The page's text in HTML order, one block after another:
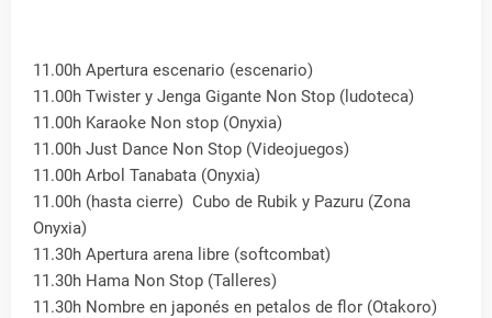
11.00h Apertura escenario (escenario)
11.00h Twister y Jenga Gigante Non Stop (ludoteca)
11.00h Karaoke Non stop (Onyxia)
11.00h Just Dance Non Stop (Videojuegos)
11.00h Arbol Tanabata (Onyxia)
11.00h (hasta cierre) Cubo de Rubik y Pazuru (Zona
Onyxia)
11.30h Apertura arena libre (softcombat)
11.30h Hama Non Stop (Talleres)
11.30h Nombre en japonés en petalos de flor (Otakoro)